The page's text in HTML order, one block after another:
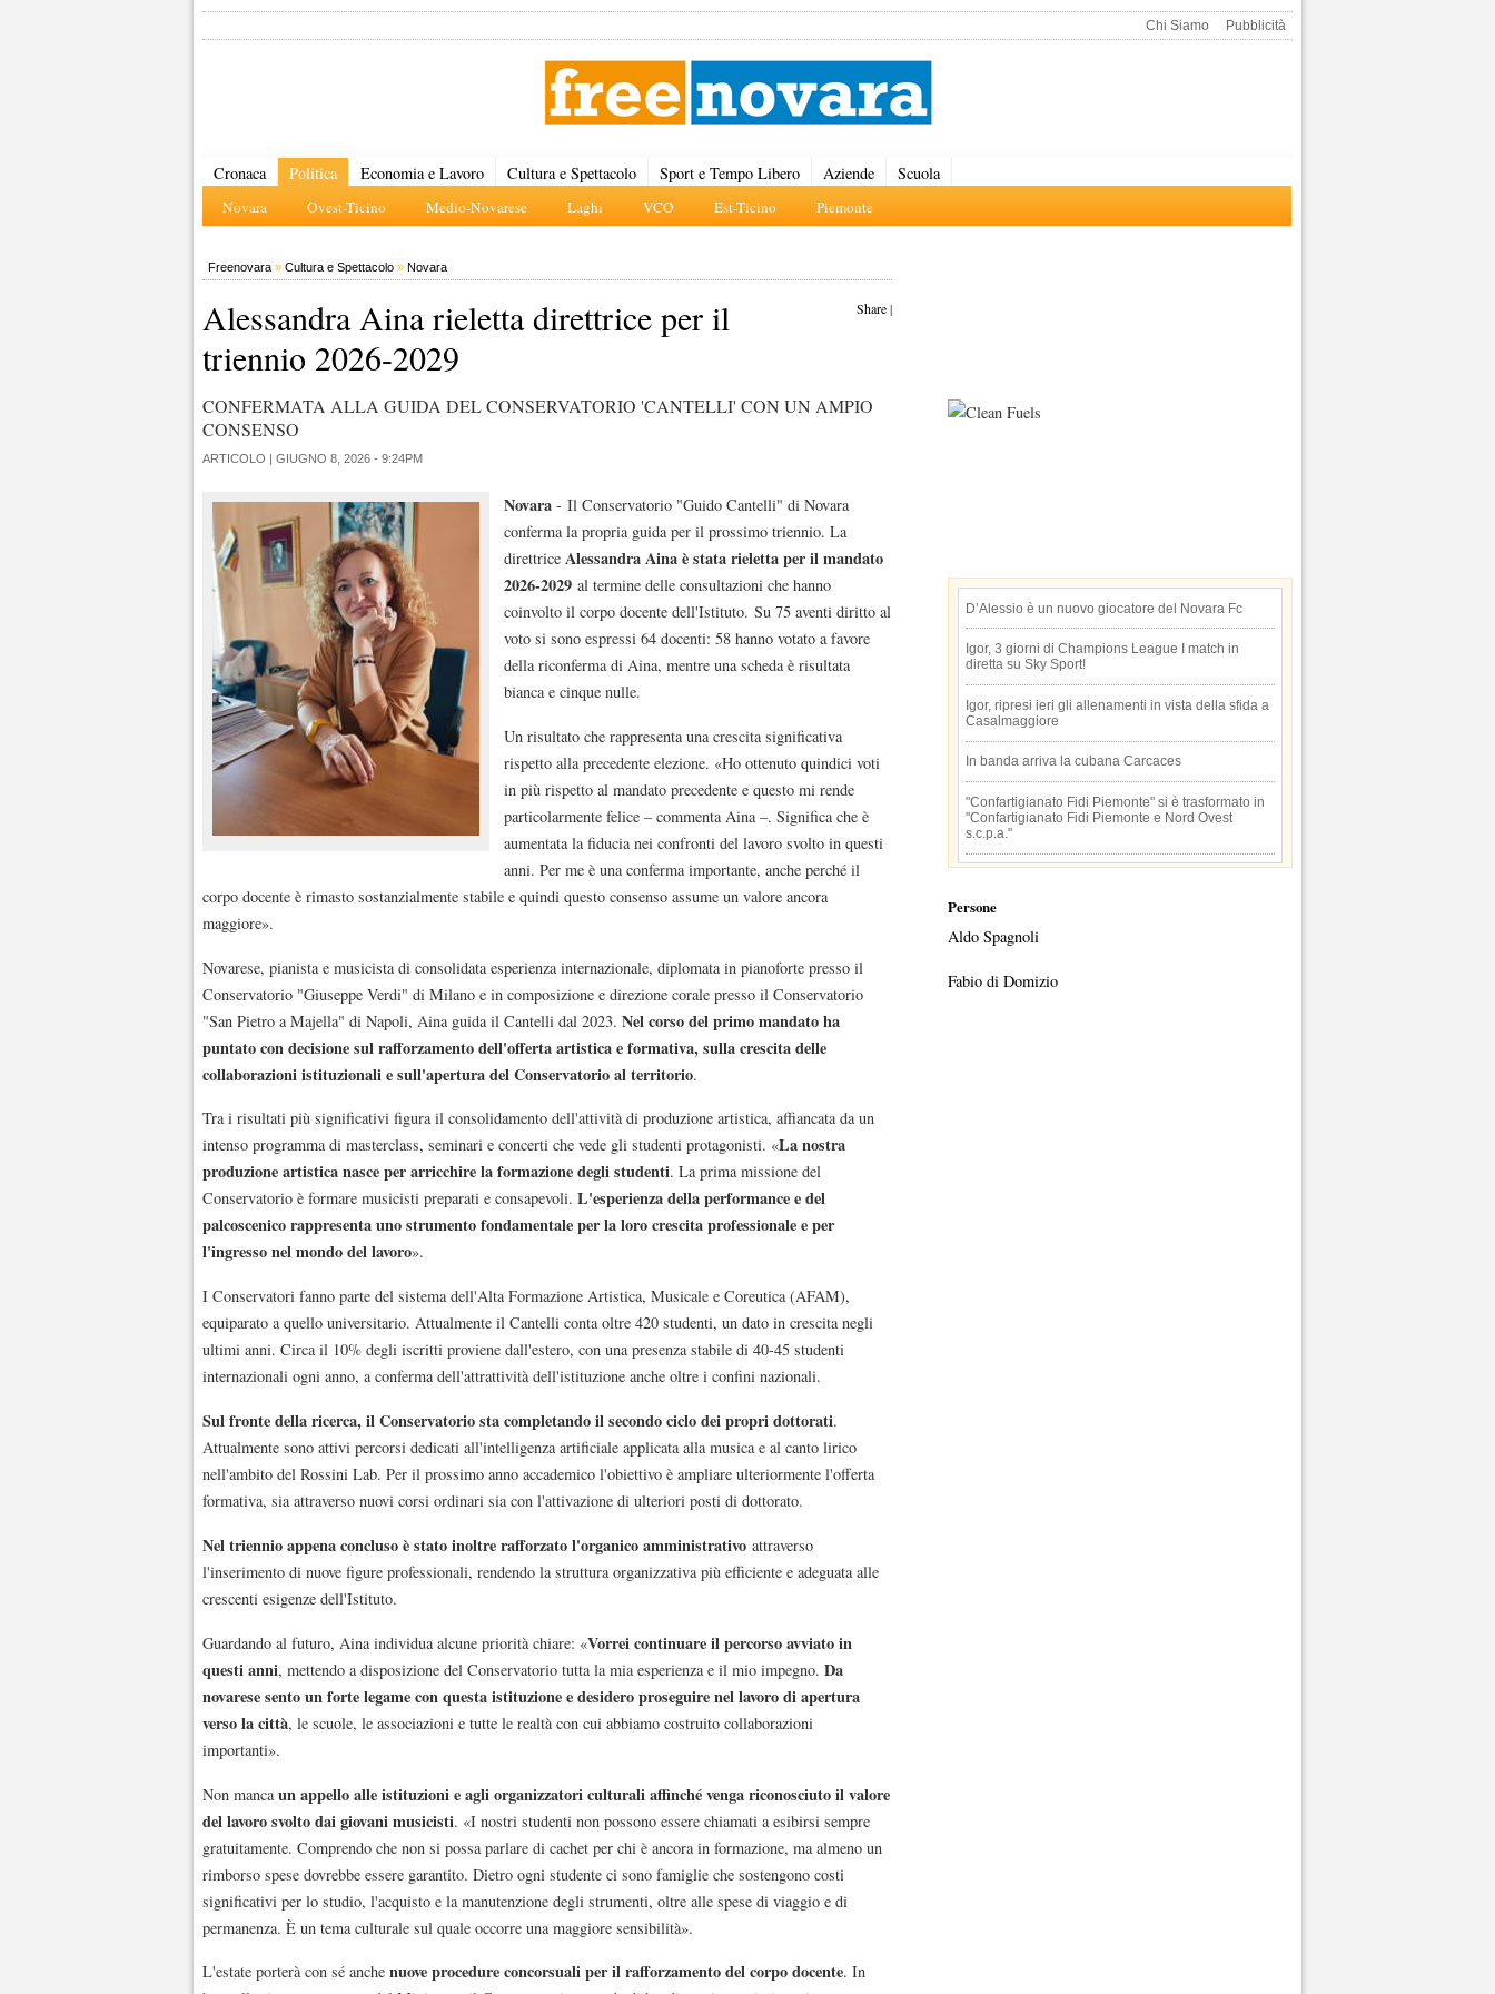
Chi Siamo Pubblicità
Cronaca Politica
Novara Ovest-Ticino Medio-Novarese Laghi VCO Est-Ticino Piemonte
Economia e Lavoro Cultura e Spettacolo Sport e Tempo Libero Aziende Scuola
Freenovara » Cultura e Spettacolo » Novara
Share|
Alessandra Aina rieletta direttrice per il
triennio 2026-2029
CONFERMATA ALLA GUIDA DEL CONSERVATORIO 'CANTELLI' CON UN AMPIO
CONSENSO
ARTICOLO | GIUGNO 8, 2026 - 9:24PM
Novara - Il Conservatorio "Guido Cantelli" di Novara
conferma la propria guida per il prossimo triennio. La
direttrice Alessandra Aina è stata rieletta per il mandato
2026-2029 al termine delle consultazioni che hanno
coinvolto il corpo docente dell'Istituto. Su 75 aventi diritto al
voto si sono espressi 64 docenti: 58 hanno votato a favore
della riconferma di Aina, mentre una scheda è risultata
bianca e cinque nulle.
Un risultato che rappresenta una crescita significativa
rispetto alla precedente elezione. «Ho ottenuto quindici voti
in più rispetto al mandato precedente e questo mi rende
particolarmente felice – commenta Aina –. Significa che è
aumentata la fiducia nei confronti del lavoro svolto in questi
anni. Per me è una conferma importante, anche perché il
corpo docente è rimasto sostanzialmente stabile e quindi questo consenso assume un valore ancora
maggiore».
Novarese, pianista e musicista di consolidata esperienza internazionale, diplomata in pianoforte presso il
Conservatorio "Giuseppe Verdi" di Milano e in composizione e direzione corale presso il Conservatorio
"San Pietro a Majella" di Napoli, Aina guida il Cantelli dal 2023. Nel corso del primo mandato ha
puntato con decisione sul rafforzamento dell'offerta artistica e formativa, sulla crescita delle
collaborazioni istituzionali e sull'apertura del Conservatorio al territorio.
Tra i risultati più significativi figura il consolidamento dell'attività di produzione artistica, affiancata da un
intenso programma di masterclass, seminari e concerti che vede gli studenti protagonisti. «La nostra
produzione artistica nasce per arricchire la formazione degli studenti. La prima missione del
Conservatorio è formare musicisti preparati e consapevoli. L'esperienza della performance e del
palcoscenico rappresenta uno strumento fondamentale per la loro crescita professionale e per
l'ingresso nel mondo del lavoro».
I Conservatori fanno parte del sistema dell'Alta Formazione Artistica, Musicale e Coreutica (AFAM),
equiparato a quello universitario. Attualmente il Cantelli conta oltre 420 studenti, un dato in crescita negli
ultimi anni. Circa il 10% degli iscritti proviene dall'estero, con una presenza stabile di 40-45 studenti
internazionali ogni anno, a conferma dell'attrattività dell'istituzione anche oltre i confini nazionali.
Sul fronte della ricerca, il Conservatorio sta completando il secondo ciclo dei propri dottorati.
Attualmente sono attivi percorsi dedicati all'intelligenza artificiale applicata alla musica e al canto lirico
nell'ambito del Rossini Lab. Per il prossimo anno accademico l'obiettivo è ampliare ulteriormente l'offerta
formativa, sia attraverso nuovi corsi ordinari sia con l'attivazione di ulteriori posti di dottorato.
Nel triennio appena concluso è stato inoltre rafforzato l'organico amministrativo attraverso
l'inserimento di nuove figure professionali, rendendo la struttura organizzativa più efficiente e adeguata alle
crescenti esigenze dell'Istituto.
Guardando al futuro, Aina individua alcune priorità chiare: «Vorrei continuare il percorso avviato in
questi anni, mettendo a disposizione del Conservatorio tutta la mia esperienza e il mio impegno. Da
novarese sento un forte legame con questa istituzione e desidero proseguire nel lavoro di apertura
verso la città, le scuole, le associazioni e tutte le realtà con cui abbiamo costruito collaborazioni
importanti».
Non manca un appello alle istituzioni e agli organizzatori culturali affinché venga riconosciuto il valore
del lavoro svolto dai giovani musicisti. «I nostri studenti non possono essere chiamati a esibirsi sempre
gratuitamente. Comprendo che non si possa parlare di cachet per chi è ancora in formazione, ma almeno un
rimborso spese dovrebbe essere garantito. Dietro ogni studente ci sono famiglie che sostengono costi
significativi per lo studio, l'acquisto e la manutenzione degli strumenti, oltre alle spese di viaggio e di
permanenza. È un tema culturale sul quale occorre una maggiore sensibilità».
L'estate porterà con sé anche nuove procedure concorsuali per il rafforzamento del corpo docente. In
D’Alessio è un nuovo giocatore del Novara Fc
Igor, 3 giorni di Champions League I match in
diretta su Sky Sport!
Igor, ripresi ieri gli allenamenti in vista della sfida a
Casalmaggiore
In banda arriva la cubana Carcaces
"Confartigianato Fidi Piemonte" si è trasformato in
"Confartigianato Fidi Piemonte e Nord Ovest
s.c.p.a."
Persone
Aldo Spagnoli
Fabio di Domizio